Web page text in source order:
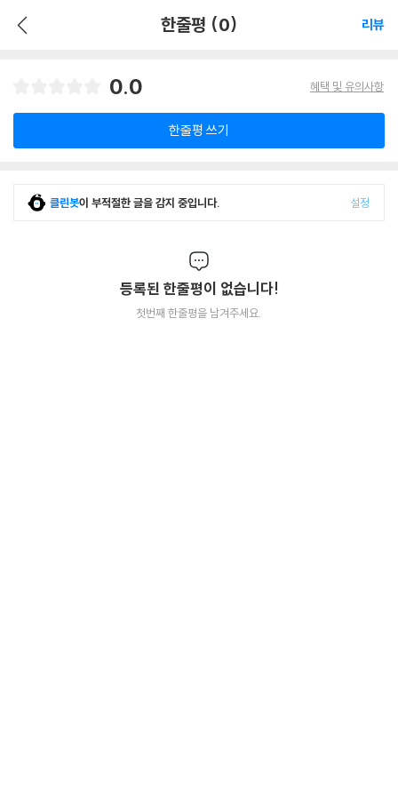
한줄평 (0) 리뷰
0.0 혜택 및 유의사항
한줄평 쓰기
클린봇이 부적절한 글을 감지 중입니다. 설정
등록된 한줄평이 없습니다!
첫번째 한줄평을 남겨주세요.